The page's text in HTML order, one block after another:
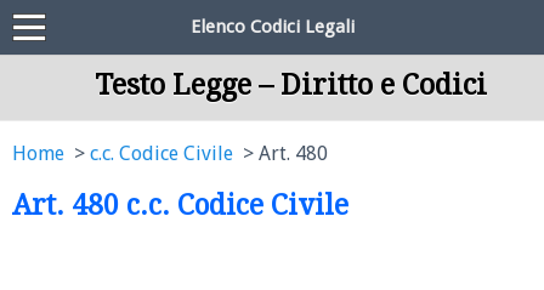
Elenco Codici Legali
Testo Legge – Diritto e Codici
Home c.c. Codice Civile Art. 480
Art. 480 c.c. Codice Civile